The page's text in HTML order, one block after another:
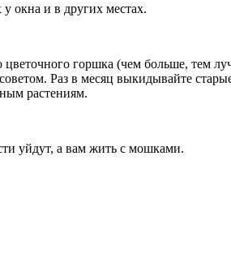
окна и в других местах.
горшка (чем больше, тем
Раз в месяц выкидывайте
растениям.
уйдут, а вам жить с мошками.